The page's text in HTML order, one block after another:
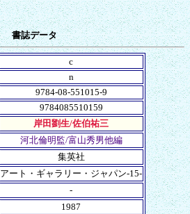
書誌データ
c
n
9784-08-551015-9
9784085510159
岸田劉生/佐伯祐三
河北倫明監/富山秀男他編
集英社
アート・ギャラリー・ジャパン-15-
-
1987